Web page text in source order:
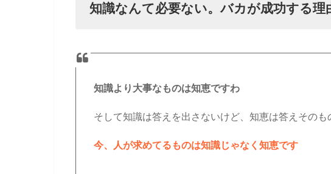
知識なんて必要ない。バカが成功する理
知識より大事なものは知恵ですわ
そして知識は答えを出さないけど、知恵は答えそのも
今、人が求めてるものは知識じゃなく知恵です